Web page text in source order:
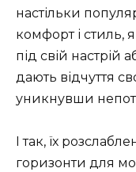
настільки
комфорт і стиль,
під свій настрій
дають відчуття
уникнувши
І так, їх
горизонти для